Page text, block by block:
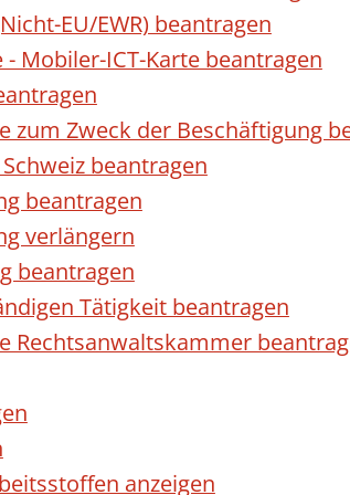
EU/EWR) beantragen
Mobiler-ICT-Karte beantragen
Zweck der Beschäftigung
beantragen
beantragen
verlängern
beantragen
Tätigkeit beantragen
Rechtsanwaltskammer
anzeigen